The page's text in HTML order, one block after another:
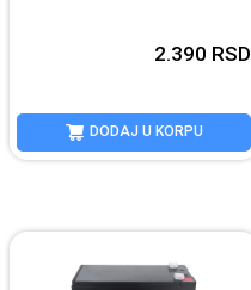
2.390 RSD
DODAJ U KORPU